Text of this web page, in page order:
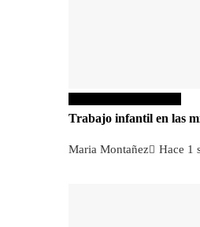
Trabajo infantil en las
Maria Montañez Hace 1